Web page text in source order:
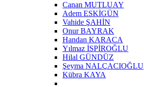
Canan MUTLUAY
Adem ESKİGÜN
Vahide ŞAHİN
Onur BAYRAK
Handan KARACA
Yılmaz İSPİROĞLU
Hilal GÜNDÜZ
Şeyma NALÇACIOĞLU
Kübra KAYA